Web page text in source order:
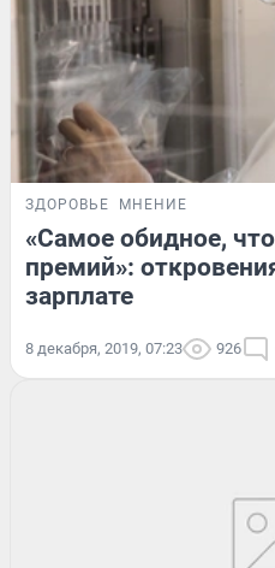
ЗДОРОВЬЕ МНЕНИЕ
«Самое обидное,
премий»:
зарплате
8 декабря, 2019, 07:23 926